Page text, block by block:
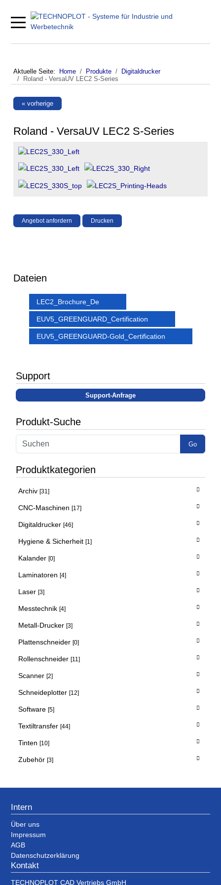
Mobile Menu Toggle
Aktuelle Seite: Home Produkte
Digitaldrucker
Roland - VersaUV LEC2 S-Series
« vorherige
Roland - VersaUV LEC2 S-Series
Angebot anfordern Drucken
Dateien
LEC2_Brochure_De
EUV5_GREENGUARD_Certification
EUV5_GREENGUARD-Gold_Certification
Support
Support-Anfrage
Produkt-Suche
Go
Produktkategorien
Archiv [31]
CNC-Maschinen [17]
Digitaldrucker [46]
Hygiene & Sicherheit [1]
Kalander [0]
Laminatoren [4]
Laser [3]
Messtechnik [4]
Metall-Drucker [3]
Plattenschneider [0]
Rollenschneider [11]
Scanner [2]
Schneideplotter [12]
Software [5]
Textiltransfer [44]
Tinten [10]
Zubehör [3]
Intern
Über uns
Impressum
AGB
Datenschutzerklärung
Kontakt
TECHNOPLOT CAD Vertriebs GmbH